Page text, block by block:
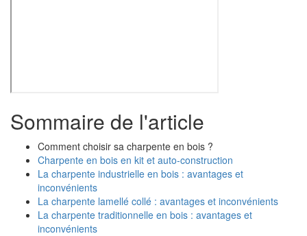
Sommaire de l'article
Comment choisir sa charpente en bois ?
Charpente en bois en kit et auto-construction
La charpente industrielle en bois : avantages et
inconvénients
La charpente lamellé collé : avantages et inconvénients
La charpente traditionnelle en bois : avantages et
inconvénients